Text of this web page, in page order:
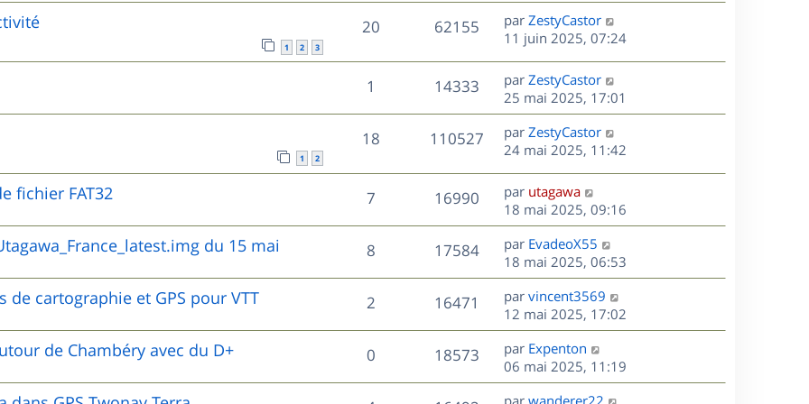
e
s
e
s
s
e
e
s
r
m
s
a
e
p
o
e
s
i
e
r
m
e
s
a
g
e
1 2 3
20R
é
e
62155V
u
e
D
e
i
e
r
m
s
a
e
par ZestyCastor
11 juin 2025, 07:24
1
é
p
s
e
s
14333V
u
e
D
e
r
n
i
r
m
e
s
s
a
g
e
par ZestyCastor
25 mai 2025, 17:01
1 2
18R
é
e
110527V
u
D
e
i
e
r
m
e
s
s
a
g
e
par ZestyCastor
24 mai 2025, 11:42
fichier FAT32 7R
é
p
n
s
16990V
u
e
D
e
r
n
i
e
r
m
e
s
s
a
par utagawa
18 mai 2025, 09:16
du 15 mai 8R
é
p
n
17584V
u
D
e
r
n
i
e
r
m
e
par EvadeoX55
18 mai 2025, 06:53
cartographie et GPS pour VTT 2R
é
p
16471
u
e
D
e
r
n
i
e
par vincent3569
12 mai 2025, 17:02
de Chambéry avec du D+ 0R
é
18573V
u
D
e
r
par Expenton
06 mai 2025, 11:19
D
par wanderer22